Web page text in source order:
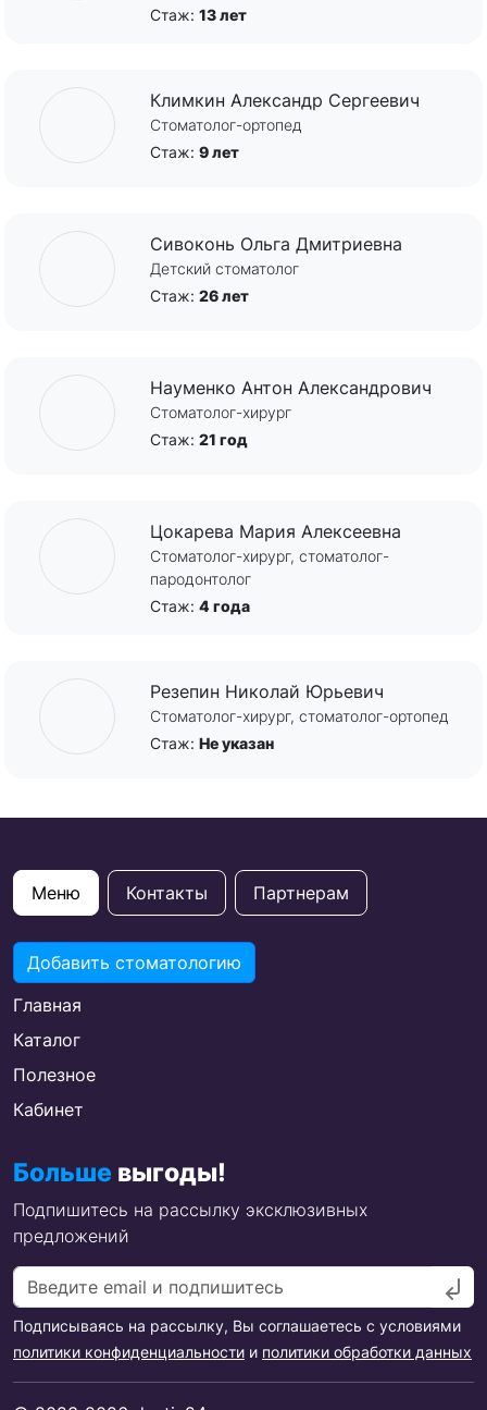
Стаж: 13 лет
Климкин Александр Сергеевич
Стоматолог-ортопед
Стаж: 9 лет
Сивоконь Ольга Дмитриевна
Детский стоматолог
Стаж: 26 лет
Науменко Антон Александрович
Стоматолог-хирург
Стаж: 21 год
Цокарева Мария Алексеевна
Стоматолог-хирург, стоматолог-
пародонтолог
Стаж: 4 года
Резепин Николай Юрьевич
Стоматолог-хирург, стоматолог-ортопед
Стаж: Не указан
Меню Контакты Партнерам
Добавить стоматологию
Главная
Каталог
Полезное
Кабинет
Больше выгоды!
Подпишитесь на рассылку эксклюзивных
предложений
Подписываясь на рассылку, Вы соглашаетесь с условиями
политики конфиденциальности и политики обработки данных